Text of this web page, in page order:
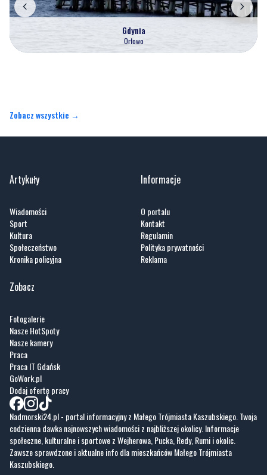
Gdynia
Orłowo
Zobacz wszystkie →
Artykuły
Wiadomości
Sport
Kultura
Społeczeństwo
Kronika policyjna
Informacje
O portalu
Kontakt
Regulamin
Polityka prywatności
Reklama
Zobacz
Fotogalerie
Nasze HotSpoty
Nasze kamery
Praca
Praca IT Gdańsk
GoWork.pl
Dodaj ofertę pracy
Nadmorski24.pl - portal informacyjny z Małego Trójmiasta Kaszubskiego. Twoja
codzienna dawka najnowszych wiadomości z najbliższej okolicy. Informacje
społeczne, kulturalne i sportowe z Wejherowa, Pucka, Redy, Rumi i okolic.
Zawsze sprawdzone i aktualne info dla mieszkańców Małego Trójmiasta
Kaszubskiego.